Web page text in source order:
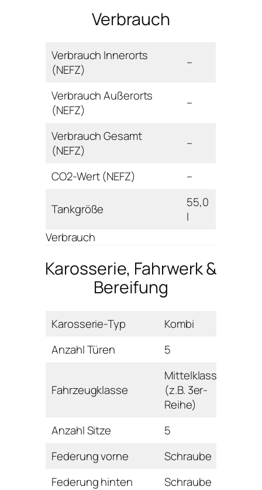
Verbrauch
Verbrauch Innerorts
(NEFZ)
–
Verbrauch Außerorts
(NEFZ)
–
Verbrauch Gesamt
(NEFZ)
–
CO2-Wert (NEFZ) –
Tankgröße
55,0
l
Verbrauch
Karosserie, Fahrwerk &
Bereifung
Karosserie-Typ
Kombi
Anzahl Türen
5
Fahrzeugklasse
Mittelklasse
(z.B. 3er-
Reihe)
Anzahl Sitze
5
Federung vorne
Schraube
Federung hinten
Schraube